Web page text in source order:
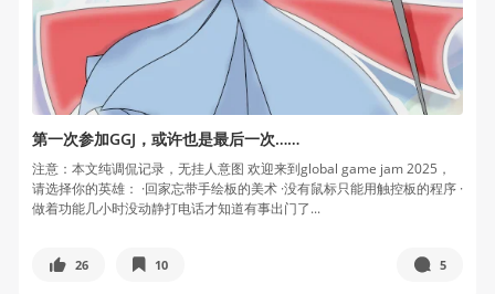
第一次参加GGJ，或许也是最后一次……
注意：本文纯调侃记录，无挂人意图 欢迎来到global game jam 2025，
请选择你的英雄： ·回家忘带手绘板的美术 ·没有鼠标只能用触控板的程序 ·
做着功能几小时没动静打电话才知道有事出门了...
26 10 5